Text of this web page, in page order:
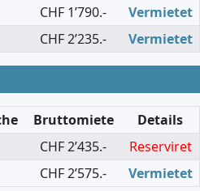
CHF 1’790.-
Vermietet
CHF 2’235.- Vermietet
Bruttomiete
Details
CHF 2’435.-
Reserviret
CHF 2’575.- Vermietet